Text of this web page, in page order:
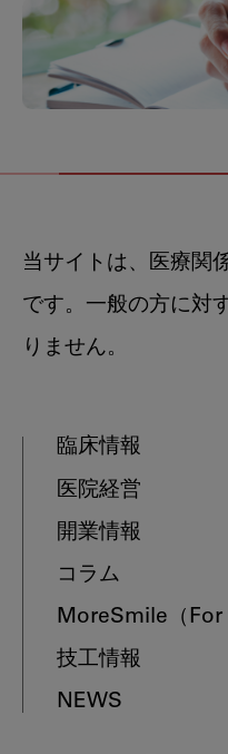
当サイトは、医療関
です。一般の方に対
りません。
臨床情報
医院経営
開業情報
コラム
MoreSmile （
技工情報
NEWS